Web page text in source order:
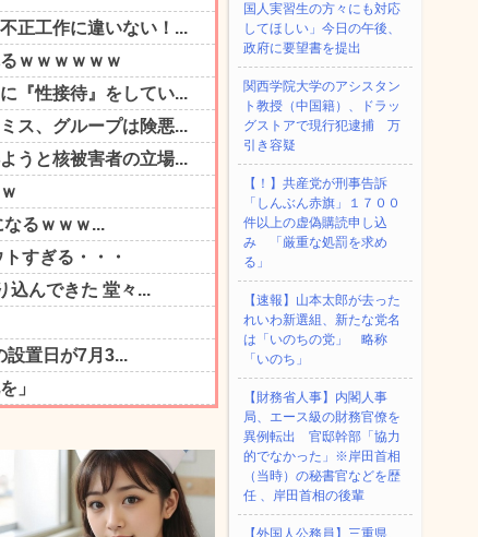
国人実習生の方々にも対応
してほしい」今日の午後、
政府に要望書を提出
関西学院大学のアシスタン
ト教授（中国籍）、ドラッ
グストアで現行犯逮捕 万
引き容疑
【！】共産党が刑事告訴
「しんぶん赤旗」１７００
件以上の虚偽購読申し込
み 「厳重な処罰を求め
る」
【速報】山本太郎が去った
れいわ新選組、新たな党名
は「いのちの党」 略称
「いのち」
【財務省人事】内閣人事
局、エース級の財務官僚を
異例転出 官邸幹部「協力
的でなかった」※岸田首相
（当時）の秘書官などを歴
任 、岸田首相の後輩
【外国人公務員】三重県、